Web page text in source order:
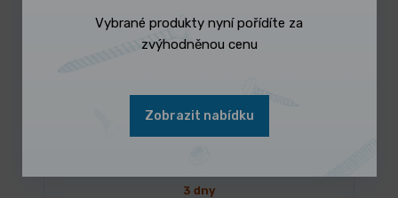
3 dny
Vybrané produkty nyní pořídíte za
zvýhodněnou cenu
Zobrazit nabídku